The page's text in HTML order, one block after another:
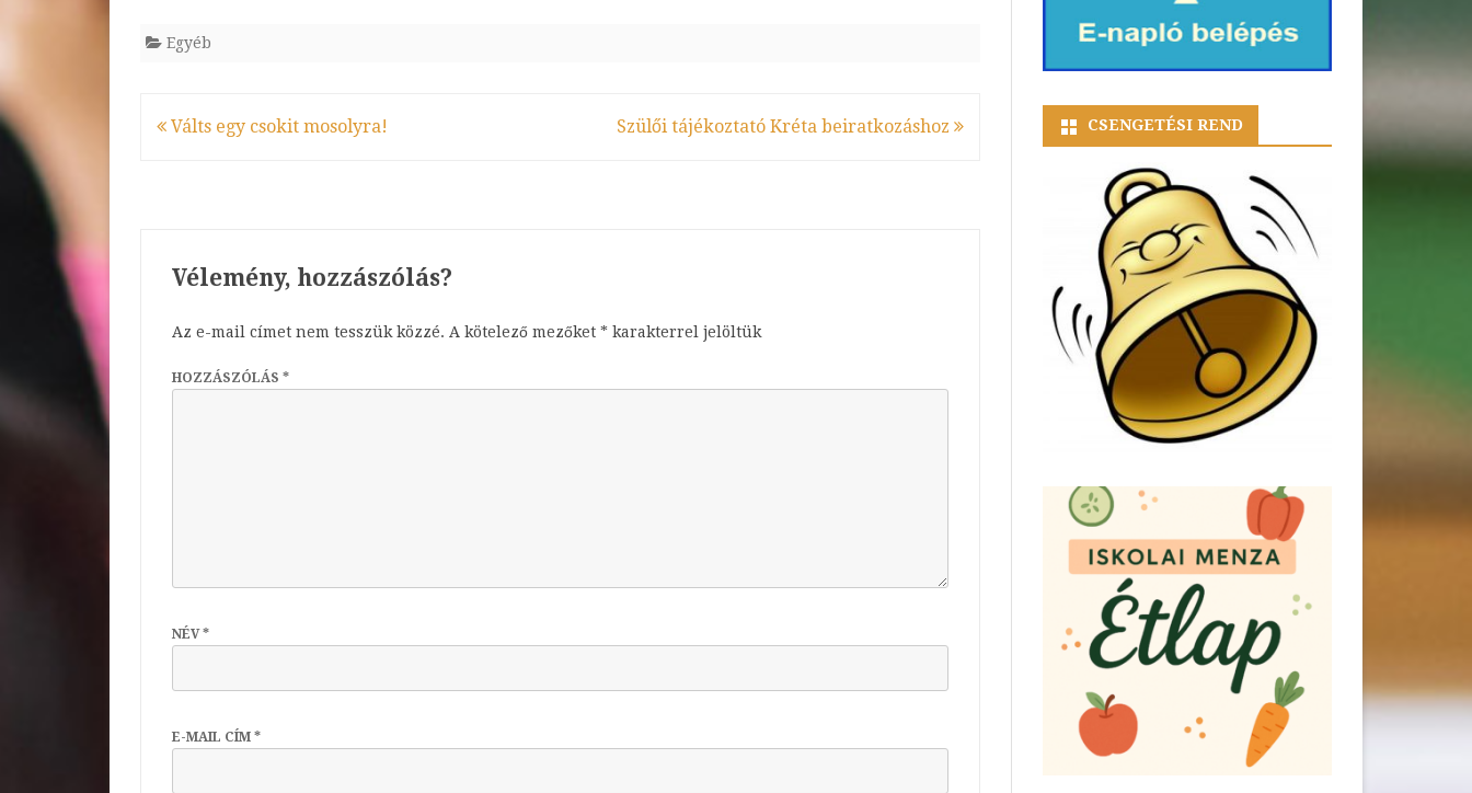
Egyéb
Bejegyzés
Válts egy csokit mosolyra! Szülői tájékoztató Kréta beiratkozáshoz
Vélemény, hozzászólás?
Az e-mail címet nem tesszük közzé. A kötelező mezőket * karakterrel jelöltük
HOZZÁSZÓLÁS *
NÉV*
E-MAIL CÍM *
CSENGETÉSI REND